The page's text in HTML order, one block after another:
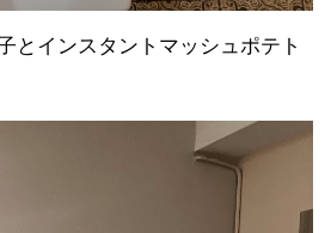
とインスタントマッシュポテト